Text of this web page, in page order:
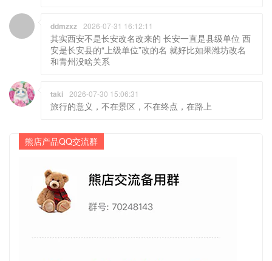
ddmzxz 2026-07-31 16:12:11
其实西安不是长安改名改来的 长安一直是县级单位 西
安是长安县的“上级单位”改的名 就好比如果潍坊改名
和青州没啥关系
taki 2026-07-30 15:06:31
旅行的意义，不在景区，不在终点，在路上
熊店产品QQ交流群